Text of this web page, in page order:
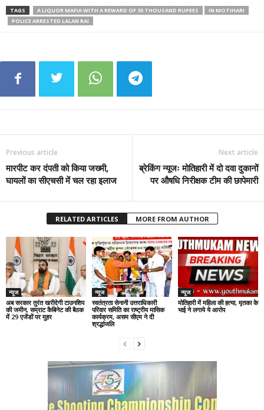
TAGS A LIQUOR MAFIA WITH A REWARD OF 35 THOUSAND RUPEES
IN MOTIHARI
POLICE ARRESTED LALAN RAI
Previous article
मारपीट कर दंपती को किया जख्मी,
घायलों का सीएचसी में चल रहा इलाज
Next article
ब्रेकिंग न्यूजः मोतिहारी में दो दवा दुकानों
पर औषधि निरीक्षक टीम की छापेमारी
RELATED ARTICLES MORE FROM AUTHOR
न्यूज
अब सरकार तुरंत खरीदेगी टाउनशिप
की जमीन, सम्राट कैबिनेट की बैठक
में 29 एजेंडों पर मुहर
न्यूज
स्वतंत्रता सेनानी उत्तराधिकारी
परिवार समिति का राष्ट्रीय मासिक
कार्यक्रम, असम सीएम ने दी
श्रद्धांजलि
न्यूज
मोतिहारी में महिला की हत्या, मृतका के
भाई ने लगाये ये आरोप